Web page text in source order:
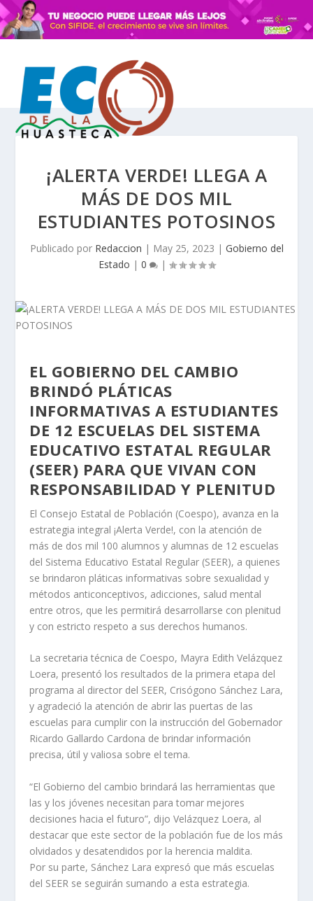
¡ALERTA VERDE! LLEGA A
MÁS DE DOS MIL
ESTUDIANTES POTOSINOS
Publicado por Redaccion | May 25, 2023 | Gobierno del
Estado | 0 |
EL GOBIERNO DEL CAMBIO
BRINDÓ PLÁTICAS
INFORMATIVAS A ESTUDIANTES
DE 12 ESCUELAS DEL SISTEMA
EDUCATIVO ESTATAL REGULAR
(SEER) PARA QUE VIVAN CON
RESPONSABILIDAD Y PLENITUD
El Consejo Estatal de Población (Coespo), avanza en la
estrategia integral ¡Alerta Verde!, con la atención de
más de dos mil 100 alumnos y alumnas de 12 escuelas
del Sistema Educativo Estatal Regular (SEER), a quienes
se brindaron pláticas informativas sobre sexualidad y
métodos anticonceptivos, adicciones, salud mental
entre otros, que les permitirá desarrollarse con plenitud
y con estricto respeto a sus derechos humanos.
La secretaria técnica de Coespo, Mayra Edith Velázquez
Loera, presentó los resultados de la primera etapa del
programa al director del SEER, Crisógono Sánchez Lara,
y agradeció la atención de abrir las puertas de las
escuelas para cumplir con la instrucción del Gobernador
Ricardo Gallardo Cardona de brindar información
precisa, útil y valiosa sobre el tema.
“El Gobierno del cambio brindará las herramientas que
las y los jóvenes necesitan para tomar mejores
decisiones hacia el futuro”, dijo Velázquez Loera, al
destacar que este sector de la población fue de los más
olvidados y desatendidos por la herencia maldita.
Por su parte, Sánchez Lara expresó que más escuelas
del SEER se seguirán sumando a esta estrategia.